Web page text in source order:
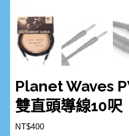
Planet Waves
雙直頭導線10呎
NT$400